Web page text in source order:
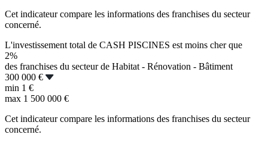
Cet indicateur compare les informations des franchises du secteur
concerné.
L'investissement total de CASH PISCINES est moins cher que
2%
des franchises du secteur de Habitat - Rénovation - Bâtiment
300 000 €
min 1 €
max 1 500 000 €
Cet indicateur compare les informations des franchises du secteur
concerné.